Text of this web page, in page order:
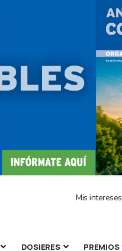
Mis intereses
DOSIERES PREMIOS